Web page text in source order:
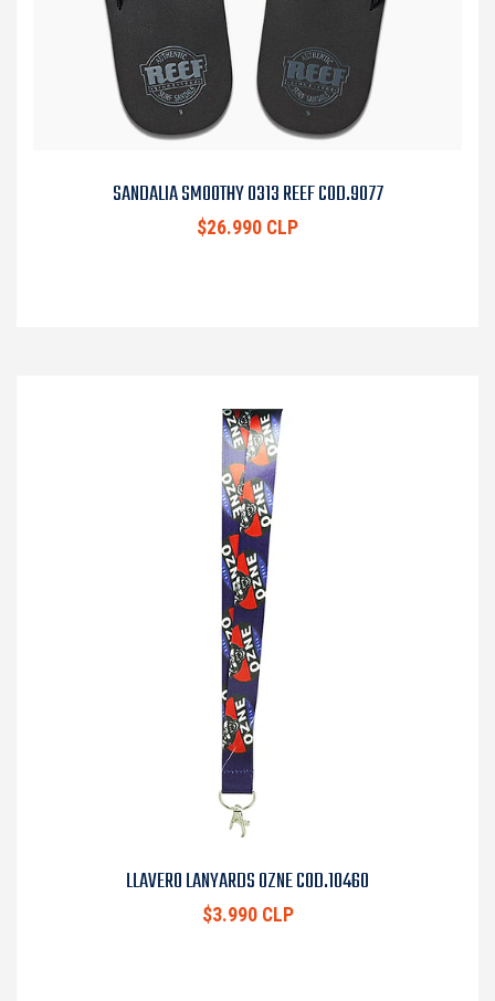
SANDALIA SMOOTHY 0313 REEF COD.9077
$26.990 CLP
LLAVERO LANYARDS OZNE COD.10460
$3.990 CLP